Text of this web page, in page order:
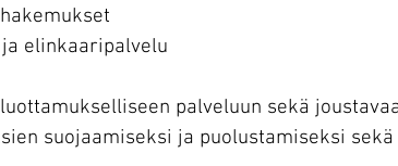
elinkaaripalvelu
palveluun sekä
suojaamiseksi ja puolustamiseksi